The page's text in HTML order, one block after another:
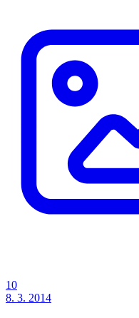
10
8. 3. 2014